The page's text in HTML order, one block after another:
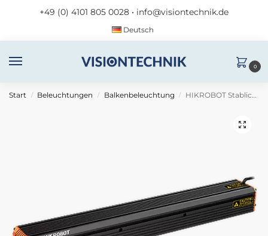
+49 (0) 4101 805 0028 • info@visiontechnik.de
Deutsch
0
Start / Beleuchtungen / Balkenbeleuchtung / HIKROBOT Stablicht MV-LLDS-H-400-40-W